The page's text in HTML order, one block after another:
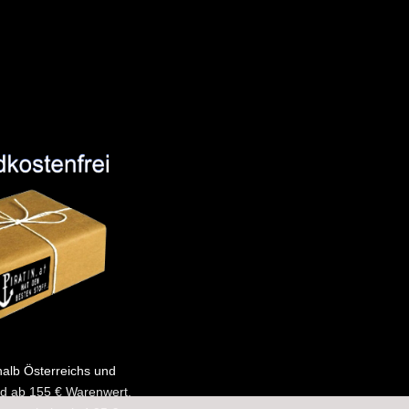
Österreichs und
ab 155 € Warenwert.